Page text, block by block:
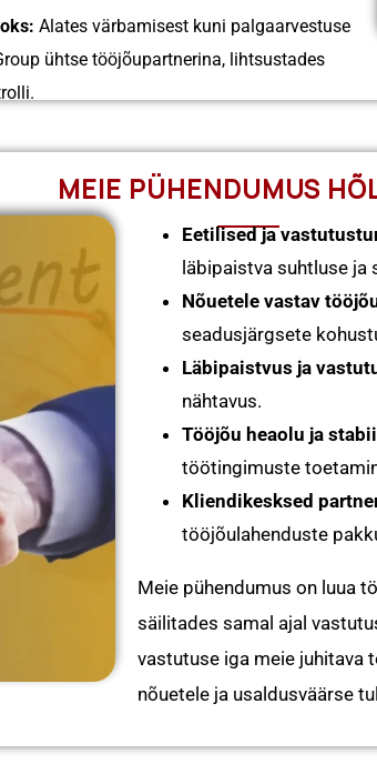
Alates värbamisest kuni palgaarvestuse
ühtse tööjõupartnerina, lihtsustades
MEIE PÜHENDUMUS
Eetilised ja
läbipaistva suhtluse
Nõuetele vastav
seadusjärgsete
Läbipaistvus ja
nähtavus.
Tööjõu heaolu ja
töötingimuste
Kliendikesksed
tööjõulahenduste
Meie pühendumus on luua
säilitades samal ajal
vastutuse iga meie juhitava
nõuetele ja usaldusväärse